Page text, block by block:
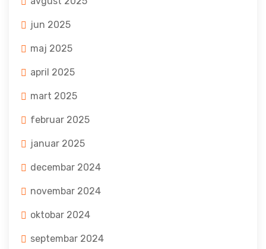
jun 2025
maj 2025
april 2025
mart 2025
februar 2025
januar 2025
decembar 2024
novembar 2024
oktobar 2024
septembar 2024